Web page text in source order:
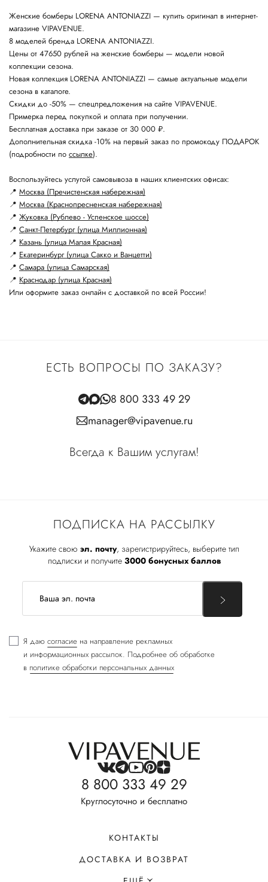
Женские бомберы LORENA ANTONIAZZI — купить оригинал в интернет-
магазине VIPAVENUE.
8 моделей бренда LORENA ANTONIAZZI.
Цены от 47650 рублей на женские бомберы — модели новой
коллекции сезона.
Новая коллекция LORENA ANTONIAZZI — самые актуальные модели
сезона в каталоге.
Скидки до -50% — спецпредложения на сайте VIPAVENUE.
Примерка перед покупкой и оплата при получении.
Бесплатная доставка при заказе от 30 000 ₽.
Дополнительная скидка -10% на первый заказ по промокоду ПОДАРОК
(подробности по ссылке).
Воспользуйтесь услугой самовывоза в наших клиентских офисах:
📍 Москва (Пречистенская набережная)
📍 Москва (Краснопресненская набережная)
📍 Жуковка (Рублево - Успенское шоссе)
📍 Санкт-Петербург (улица Миллионная)
📍 Казань (улица Малая Красная)
📍 Екатеринбург (улица Сакко и Ванцетти)
📍 Самара (улица Самарская)
📍 Краснодар (улица Красная)
Или оформите заказ онлайн с доставкой по всей России!
ПОДПИСКА НА РАССЫЛКУ
Укажите свою эл. почту, зарегистрируйтесь, выберите тип
подписки и получите 3000 бонусных баллов
Я даю согласие на направление рекламных
и информационных рассылок. Подробнее об обработке
в политике обработки персональных данных
ЕСТЬ ВОПРОСЫ ПО ЗАКАЗУ?
8 800 333 49 29
manager@vipavenue.ru
Всегда к Вашим услугам!
8 800 333 49 29
Круглосуточно и бесплатно
КОНТАКТЫ
ДОСТАВКА И ВОЗВРАТ